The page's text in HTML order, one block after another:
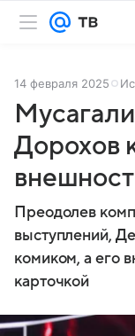
14 февраля 2025
Дорохов
Преодолев
выступлений,
комиком, а его
карточкой